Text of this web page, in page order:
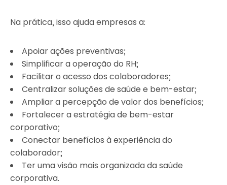
Na prática, isso ajuda empresas a:
Apoiar ações preventivas;
Simplificar a operação do RH;
Facilitar o acesso dos colaboradores;
Centralizar soluções de saúde e bem-estar;
Ampliar a percepção de valor dos benefícios;
Fortalecer a estratégia de bem-estar
corporativo;
Conectar benefícios à experiência do
colaborador;
Ter uma visão mais organizada da saúde
corporativa.